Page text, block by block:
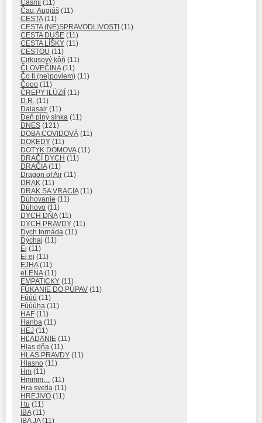
Časmi (11)
Čau, Augiáš (11)
CESTA(11)
CESTA (NE)SPRAVODLIVOSTI (11)
CESTA DUŠE (11)
CESTA LÍŠKY (11)
CESTOU (11)
Cirkusový kôň (11)
ČLOVEČINA(11)
Čo ti (ne)poviem) (11)
Čooo (11)
ČREPY ILÚZIÍ
(11)
D.R. (11)
Dalasair (11)
Deň plný slnka (11)
DNES (121)
DOBA COVIDOVÁ (11)
DOKEDY (11)
DOTYK DOMOVA(11)
DRAČÍ DYCH (11)
DRAČIA(11)
Dragon of Air (11)
DRAK (11)
DRAK SA VRACIA(11)
Dúhovanie (11)
Dúhovo (11)
DYCH DŇA(11)
DYCH PRAVDY (11)
Dych tornáda (11)
Dýchaj (11)
Ej (11)
Ej ej (11)
EJHA(11)
eLENA(11)
EMPATICKY (11)
FÚKANIE DO PÚPAV (11)
Fúúú (11)
Fúúúha (11)
HAF (11)
Hanba (11)
HEJ (11)
HĽADANIE (11)
Hlas dňa (11)
HLAS PRAVDY (11)
Hlasno (11)
Hm (11)
Hmmm… (11)
Hra svetla (11)
HREJIVO (11)
I tu (11)
IBA(11)
IBA JA(11)